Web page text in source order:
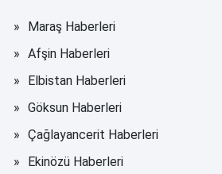
Maraş Haberleri
Afşin Haberleri
Elbistan Haberleri
Göksun Haberleri
Çağlayancerit Haberleri
Ekinözü Haberleri